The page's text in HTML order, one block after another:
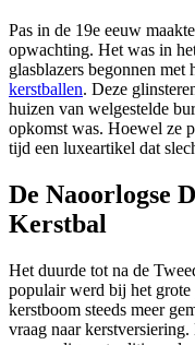
Pas in de 19e eeuw
opwachting. Het was in
glasblazers begonnen met
kerstballen. Deze
huizen van welgestelde
opkomst was. Hoewel ze
tijd een luxeartikel dat
De Naoorlogse
Kerstbal
Het duurde tot na de
populair werd bij het
kerstboom steeds meer
vraag naar